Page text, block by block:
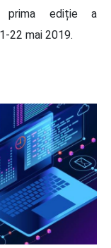
prima ediție a
22 mai 2019.